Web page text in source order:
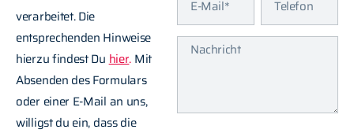
verarbeitet. Die
entsprechenden Hinweise
hierzu findest Duhier. Mit
Absenden des Formulars
oder einer E-Mail an uns,
willigst du ein, dass die